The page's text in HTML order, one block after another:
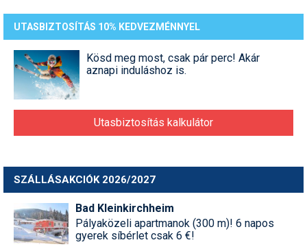
UTASBIZTOSÍTÁS 10% KEDVEZMÉNNYEL
Kösd meg most, csak pár perc! Akár
aznapi induláshoz is.
Utasbiztosítás kalkulátor
SZÁLLÁSAKCIÓK 2026/2027
Bad Kleinkirchheim
Pályaközeli apartmanok (300 m)! 6 napos
gyerek síbérlet csak 6 €!